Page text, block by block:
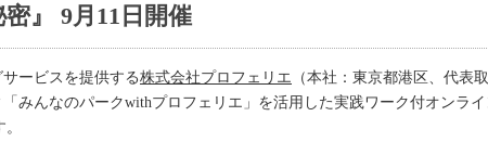
』 9月11日開催
ービスを提供する株式会社プロフェリエ （本社：東京都港区、代表
みんなのパークwithプロフェリエ」を活用した実践ワーク付オンライ